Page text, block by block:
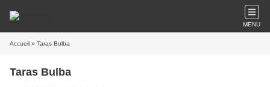
MENU
Accueil » Taras Bulba
Taras Bulba